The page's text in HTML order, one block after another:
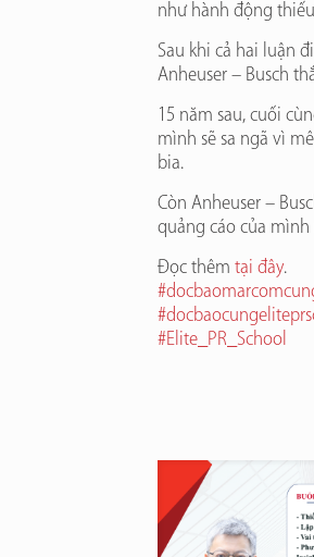
như hành động
Sau khi cả hai luận
Anheuser – Busch
15 năm sau, cuối
mình sẽ sa ngã vì
bia.
Còn Anheuser –
quảng cáo của
Đọc thêmtại đây.
#
#
#Elite_PR_School